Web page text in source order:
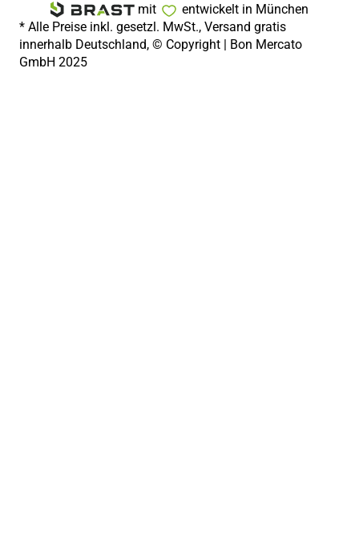
mit
entwickelt in München
* Alle Preise inkl. gesetzl. MwSt., Versand gratis
innerhalb Deutschland, © Copyright | Bon Mercato
GmbH 2025